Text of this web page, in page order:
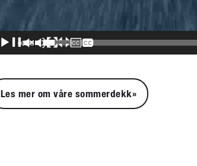
00:00
Les mer om våre sommerdekk»